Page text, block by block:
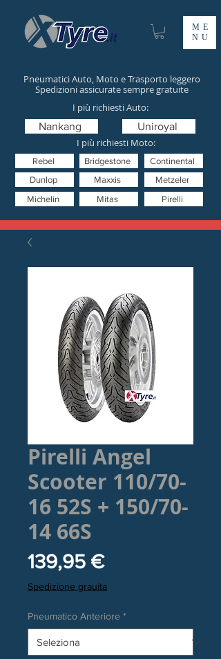
ME
NU
Pneumatici Auto, Moto e Trasporto leggero
Spedizioni assicurate sempre gratuite
I più richiesti Moto:
Mitas
Nankang
Pirelli
Uniroyal
Metzeler
Dunlop
Bridgestone Continental
Michelin
Rebel
I più richiesti Auto:
Maxxis
Pirelli Angel
Scooter 110/70-
16 52S + 150/70-
14 66S
139,95 €Prezzo
Spedizione grauita
Pneumatico Anteriore *